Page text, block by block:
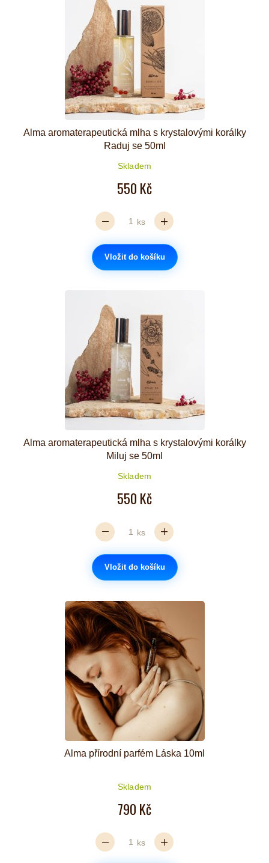
Alma aromaterapeutická mlha s krystalovými korálky
Raduj se 50ml
Skladem
550 Kč
ks
Vložit do košíku
Alma aromaterapeutická mlha s krystalovými korálky
Miluj se 50ml
Skladem
550 Kč
ks
Vložit do košíku
Alma přírodní parfém Láska 10ml
Skladem
790 Kč
ks